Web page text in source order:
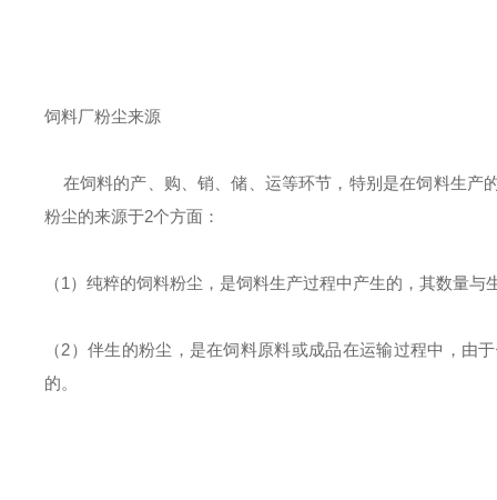
饲料厂粉尘来源
在饲料的产、购、销、储、运等环节，特别是在饲料生产
粉尘的来源于2个方面：
（1）纯粹的饲料粉尘，是饲料生产过程中产生的，其数量
（2）伴生的粉尘，是在饲料原料或成品在运输过程中，
的。